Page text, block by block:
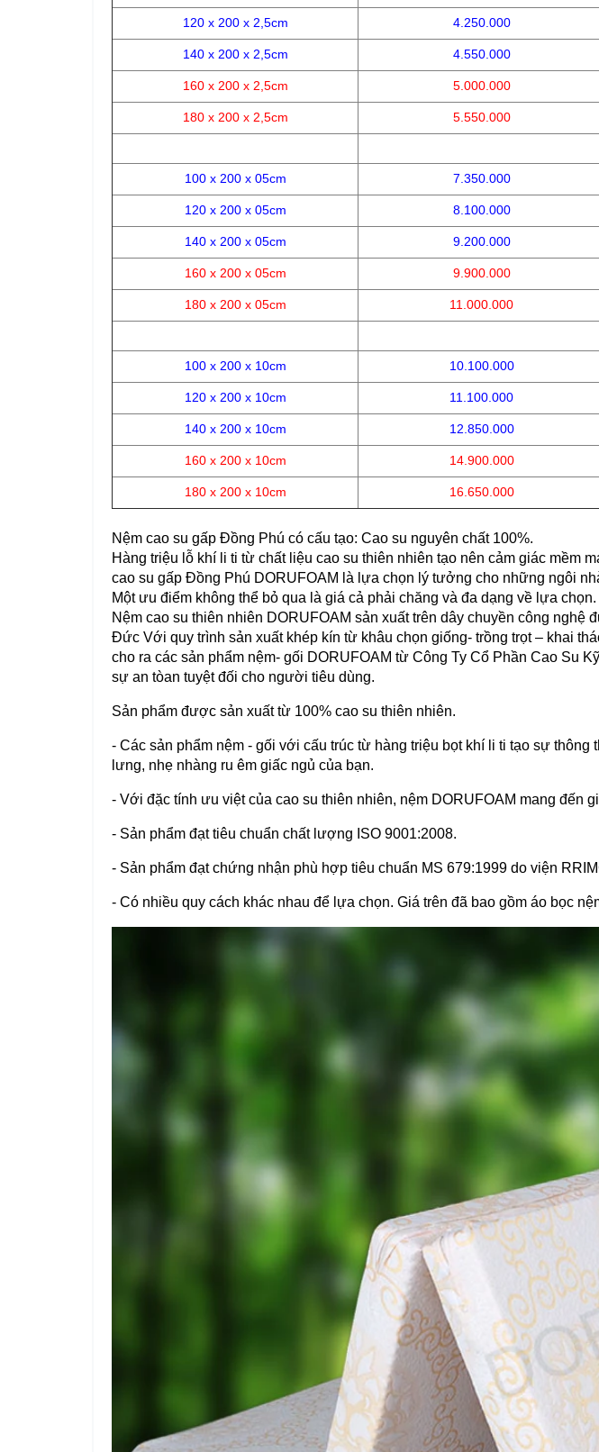
120 x 200 x 2,5cm 4.250.000
140 x 200 x 2,5cm 4.550.000
160 x 200 x 2,5cm 5.000.000
180 x 200 x 2,5cm 5.550.000
100 x 200 x 05cm 7.350.000
120 x 200 x 05cm 8.100.000
140 x 200 x 05cm 9.200.000
160 x 200 x 05cm 9.900.000
180 x 200 x 05cm 11.000.000
100 x 200 x 10cm 10.100.000
120 x 200 x 10cm 11.100.000
140 x 200 x 10cm 12.850.000
160 x 200 x 10cm 14.900.000
180 x 200 x 10cm 16.650.000
Nệm cao su gấp Đồng Phú có cấu tạo: Cao su nguyên chất 100%.
Hàng triệu lỗ khí li ti từ chất liệu cao su thiên nhiên tạo nên cảm giác
cao su gấp Đồng Phú DORUFOAM là lựa chọn lý tưởng cho những ngôi
Một ưu điểm không thể bỏ qua là giá cả phải chăng và đa dạng về lựa chọn.
Nệm cao su thiên nhiên DORUFOAM sản xuất trên dây chuyền công
Đức Với quy trình sản xuất khép kín từ khâu chọn giống- trồng trọt – khai
cho ra các sản phẩm nệm- gối DORUFOAM từ Công Ty Cổ Phần Cao Su
sự an tòan tuyệt đối cho người tiêu dùng.
Sản phẩm được sản xuất từ 100% cao su thiên nhiên.
- Các sản phẩm nệm - gối với cấu trúc từ hàng triệu bọt khí li ti tạo sự
lưng, nhẹ nhàng ru êm giấc ngủ của bạn.
- Với đặc tính ưu việt của cao su thiên nhiên, nệm DORUFOAM mang
- Sản phẩm đạt tiêu chuẩn chất lượng ISO 9001:2008.
- Sản phẩm đạt chứng nhận phù hợp tiêu chuẩn MS 679:1999 do viện
- Có nhiều quy cách khác nhau để lựa chọn. Giá trên đã bao gồm áo bọc